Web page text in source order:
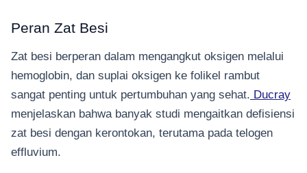
Peran Zat Besi
Zat besi berperan dalam mengangkut oksigen melalui
hemoglobin, dan suplai oksigen ke folikel rambut
sangat penting untuk pertumbuhan yang sehat. Ducray
menjelaskan bahwa banyak studi mengaitkan defisiensi
zat besi dengan kerontokan, terutama pada telogen
effluvium.